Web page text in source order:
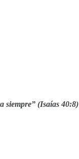
siempre” (Isaías 40:8)